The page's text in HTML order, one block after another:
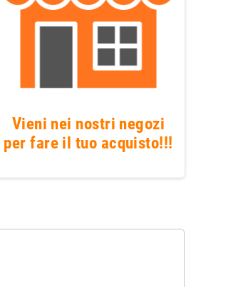
Vieni nei nostri negozi
per fare il tuo acquisto!!!